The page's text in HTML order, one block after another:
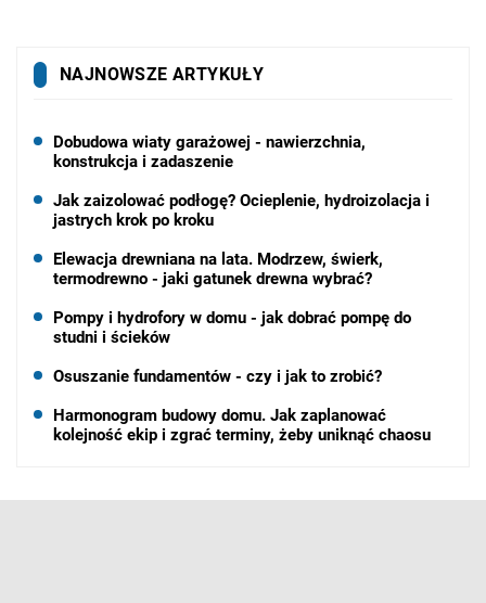
NAJNOWSZE ARTYKUŁY
Dobudowa wiaty garażowej - nawierzchnia,
konstrukcja i zadaszenie
Jak zaizolować podłogę? Ocieplenie, hydroizolacja i
jastrych krok po kroku
Elewacja drewniana na lata. Modrzew, świerk,
termodrewno - jaki gatunek drewna wybrać?
Pompy i hydrofory w domu - jak dobrać pompę do
studni i ścieków
Osuszanie fundamentów - czy i jak to zrobić?
Harmonogram budowy domu. Jak zaplanować
kolejność ekip i zgrać terminy, żeby uniknąć chaosu